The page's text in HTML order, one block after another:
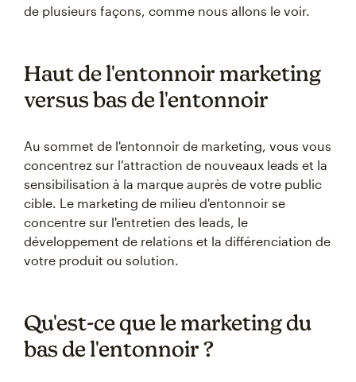
de plusieurs façons, comme nous allons le voir.
Haut de l'entonnoir marketing
versus bas de l'entonnoir
Au sommet de l'entonnoir de marketing, vous vous
concentrez sur l'attraction de nouveaux leads et la
sensibilisation à la marque auprès de votre public
cible. Le marketing de milieu d'entonnoir se
concentre sur l'entretien des leads, le
développement de relations et la différenciation de
votre produit ou solution.
Qu'est-ce que le marketing du
bas de l'entonnoir ?